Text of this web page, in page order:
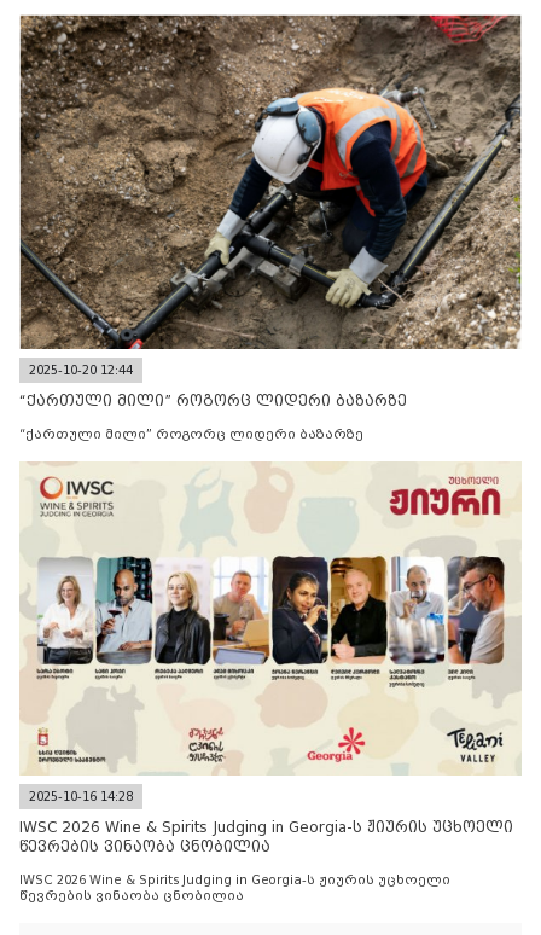
2025-10-20 12:44
“ქართული მილი” როგორც ლიდერი ბაზარზე
“ქართული მილი” როგორც ლიდერი ბაზარზე
2025-10-16 14:28
IWSC 2026 Wine & Spirits Judging in Georgia-ს ჟიურის უცხოელი
წევრების ვინაობა ცნობილია
IWSC 2026 Wine & Spirits Judging in Georgia-ს ჟიურის უცხოელი
წევრების ვინაობა ცნობილია